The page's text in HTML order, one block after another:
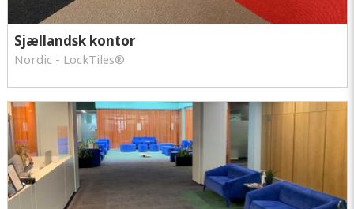
Sjællandsk kontor
Nordic - LockTiles®